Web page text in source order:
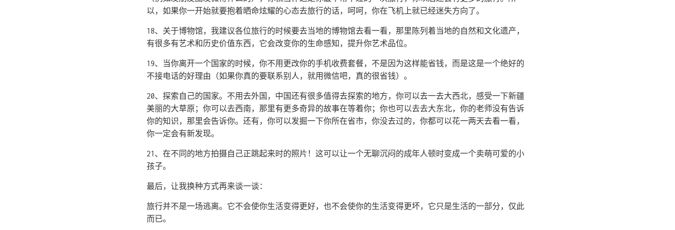
以，如果你一开始就要抱着晒命炫耀的心态去旅行的话，呵呵，你在飞机上就已经迷失方向了。
18、关于博物馆，我建议各位旅行的时候要去当地的博物馆去看一看，那里陈列着当地的自然和文化遗产，
有很多有艺术和历史价值东西，它会改变你的生命感知，提升你艺术品位。
19、当你离开一个国家的时候，你不用更改你的手机收费套餐，不是因为这样能省钱，而是这是一个绝好的
不接电话的好理由（如果你真的要联系别人，就用微信吧，真的很省钱）。
20、探索自己的国家。不用去外国，中国还有很多值得去探索的地方，你可以去一去大西北，感受一下新疆
美丽的大草原；你可以去西南，那里有更多奇异的故事在等着你；你也可以去去大东北，你的老师没有告诉
你的知识，那里会告诉你。还有，你可以发掘一下你所在省市，你没去过的，你都可以花一两天去看一看，
你一定会有新发现。
21、在不同的地方拍摄自己正跳起来时的照片！这可以让一个无聊沉闷的成年人顿时变成一个卖萌可爱的小
孩子。
最后，让我换种方式再来谈一谈：
旅行并不是一场逃离。它不会使你生活变得更好，也不会使你的生活变得更坏，它只是生活的一部分，仅此
而已。